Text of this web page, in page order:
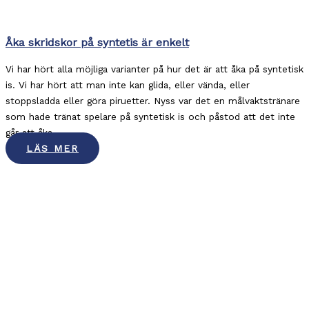
Åka skridskor på syntetis är enkelt
Vi har hört alla möjliga varianter på hur det är att åka på syntetisk
is. Vi har hört att man inte kan glida, eller vända, eller
stoppsladda eller göra piruetter. Nyss var det en målvaktstränare
som hade tränat spelare på syntetisk is och påstod att det inte
går att åka ...
LÄS MER